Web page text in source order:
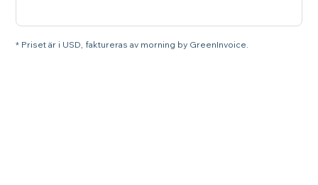
* Priset är i USD, faktureras av morning by GreenInvoice.